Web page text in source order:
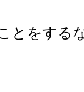
とをする